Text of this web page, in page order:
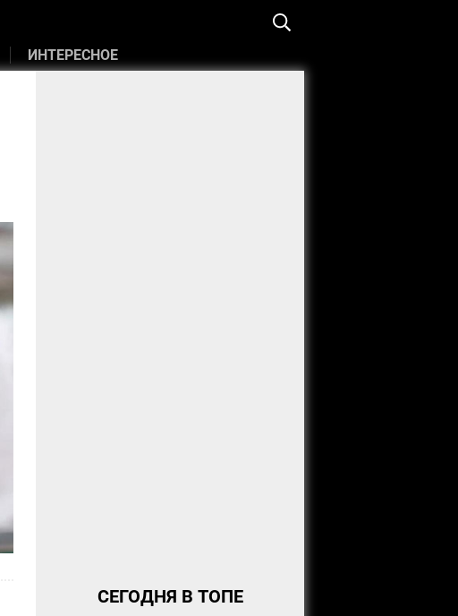
ИНТЕРЕСНОЕ
СЕГОДНЯ В ТОПЕ